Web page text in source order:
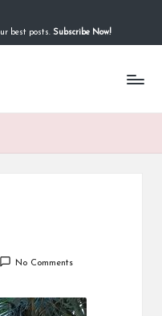
best posts. Subscribe Now!
No Comments